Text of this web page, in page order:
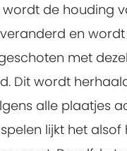
de houding
en
met
Dit wordt
alle plaatjes
lijkt het